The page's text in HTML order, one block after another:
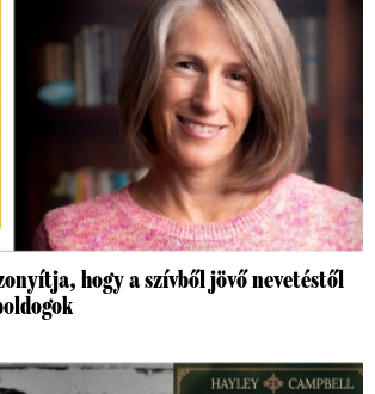
hogy a szívből jövő nevetéstől